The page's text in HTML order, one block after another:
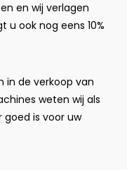
en wij verlagen
u ook nog eens 10%
in de verkoop van
weten wij als
is voor uw